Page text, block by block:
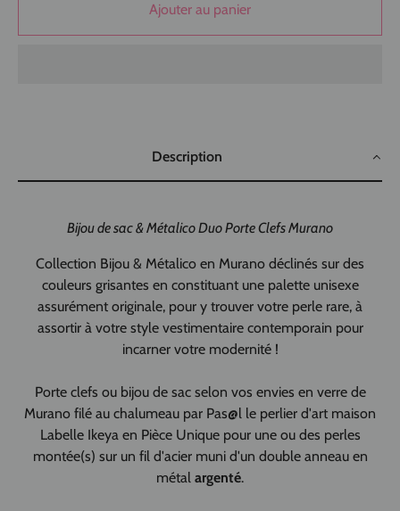
Ajouter au panier
Description
Bijou de sac & Métalico Duo Porte Clefs Murano
Collection Bijou & Métalico en Murano déclinés sur des
couleurs grisantes en constituant une palette unisexe
assurément originale, pour y trouver votre perle rare, à
assortir à votre style vestimentaire contemporain pour
incarner votre modernité !
Porte clefs ou bijou de sac selon vos envies en verre de
Murano filé au chalumeau par Pas@l le perlier d'art maison
Labelle Ikeya en Pièce Unique pour une ou des perles
montée(s) sur un fil d'acier muni d'un double anneau en
métal argenté.